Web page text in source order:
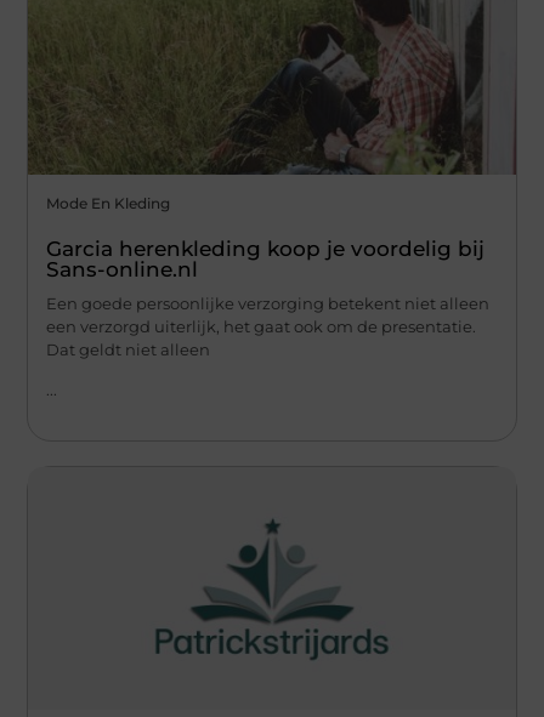
Mode En Kleding
Garcia herenkleding koop je voordelig bij
Sans-online.nl
Een goede persoonlijke verzorging betekent niet alleen
een verzorgd uiterlijk, het gaat ook om de presentatie.
Dat geldt niet alleen
...